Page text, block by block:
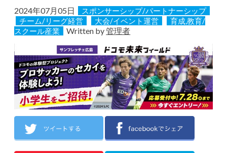
2024年07月05日
スポンサーシップ/パートナーシップ
チーム/リーグ経営
大会/イベント運営
育成,教育/
スクール産業
Written by管理者